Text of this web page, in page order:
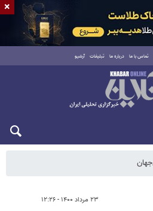
تماس با ما درباره ما تبلیغات آرشیو
جهان
۲۳ مرداد ۱۴۰۰ - ۱۲:۲۶
×